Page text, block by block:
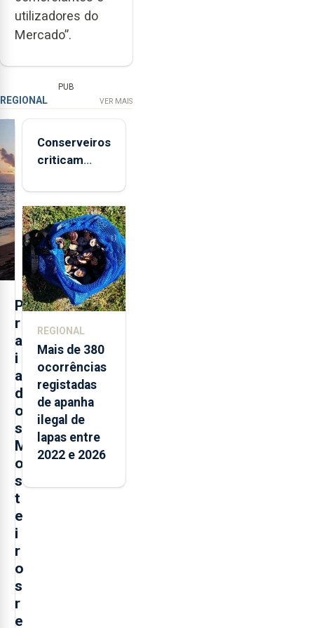
utilizadores do
Mercado”.
PUB
REGIONAL VER MAIS
P
r
a
i
a
d
o
s
M
o
s
t
e
i
r
o
s
r
e
Conserveiros
criticam
brancas com
selo Marca
Açores
REGIONAL
Mais de 380
ocorrências
registadas
de apanha
ilegal de
lapas entre
2022 e 2026